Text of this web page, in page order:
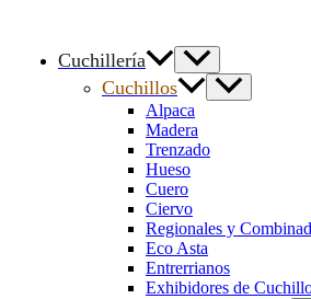
Cuchillería
Cuchillos
Alpaca
Madera
Trenzado
Hueso
Cuero
Ciervo
Regionales y
Eco Asta
Entrerrianos
Exhibidores de